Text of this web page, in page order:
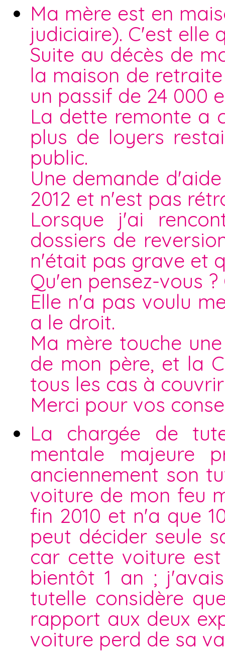
Ma mère est en
judiciaire). C'est elle
Suite au décès de
la maison de
un passif de 24 000
La dette remonte a
plus de loyers
public.
Une demande
2012 et n'est pas
Lorsque j'ai
dossiers de
n'était pas grave et
Qu'en pensez-vous
Elle n'a pas voulu
a le droit.
Ma mère touche
de mon père, et la
tous les cas à
Merci pour vos
La chargée de
mentale majeure
anciennement son
voiture de mon feu
fin 2010 et n'a que
peut décider seule
car cette voiture
bientôt 1 an ;
tutelle considère
rapport aux deux
voiture perd de sa